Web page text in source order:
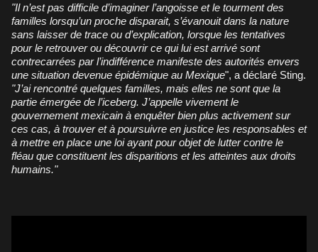
"Il n’est pas difficile d’imaginer l’angoisse et le tourment des
familles lorsqu’un proche disparait, s’évanouit dans la nature
sans laisser de trace ou d’explication, lorsque les tentatives
pour le retrouver ou découvrir ce qui lui est arrivé sont
contrecarrées par l’indifférence manifeste des autorités envers
une situation devenue épidémique au Mexique", a déclaré Sting.
"J’ai rencontré quelques familles, mais elles ne sont que la
partie émergée de l’iceberg. J’appelle vivement le
gouvernement mexicain à enquêter bien plus activement sur
ces cas, à trouver et à poursuivre en justice les responsables et
à mettre en place une loi ayant pour objet de lutter contre le
fléau que constituent les disparitions et les atteintes aux droits
humains."